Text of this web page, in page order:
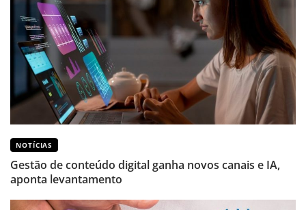
NOTÍCIAS
Gestão de conteúdo digital ganha novos canais e IA,
aponta levantamento